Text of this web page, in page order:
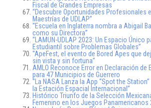
Fiscal de Grandes Empresas
“Descubre Oportunidades Profesionales
Maestrías de UDLAP”
“Escuela en Inglaterra nombra a Abigail
como su Directora”
“LAMUN-UDLAP 2023: Un Espacio Único
Estudiantil sobre Problemas Globales”
“ApeFest, el evento de Bored Apes que
sin vista y sin fortuna”
AMLO Reconoce Error en Declaración de
para 47 Municipios de Guerrero
“La NASA Lanza la App “Spot the
la Estación Espacial Internacional”
Histórico Triunfo de la Selección
Femenino en los Juegos Panamericanos